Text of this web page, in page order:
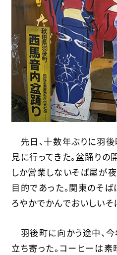
先日、十数年ぶりに羽
見に行ってきた。盆踊り
しか営業しないそば屋が
目的であった。関東のそば
ろやかでかんでおいしいそ
羽後町に向かう途中、今
立ち寄った。コーヒーは素